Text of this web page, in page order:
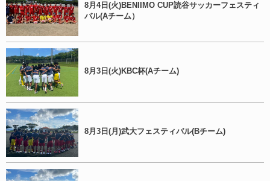
8月4日(火)BENIIMO CUP読谷サッカーフェスティ
バル(Aチーム）
8月3日(火)KBC杯(Aチーム)
8月3日(月)武大フェスティバル(Bチーム)